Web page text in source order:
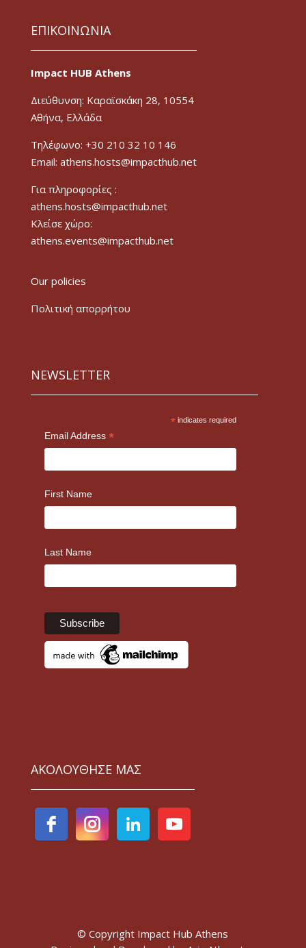
ΕΠΙΚΟΙΝΩΝΙΑ
Impact HUB Athens
Διεύθυνση: Καραϊσκάκη 28, 10554
Αθήνα, Ελλάδα
Τηλέφωνο: +30 210 32 10 146
Email: athens.hosts@impacthub.net
Για πληροφορίες :
athens.hosts@impacthub.net
Κλείσε χώρο:
athens.events@impacthub.net
Our policies
Πολιτική απορρήτου
NEWSLETTER
* indicates required
Email Address *
First Name
Last Name
ΑΚΟΛΟΥΘΗΣΕ ΜΑΣ
© Copyright Impact Hub Athens